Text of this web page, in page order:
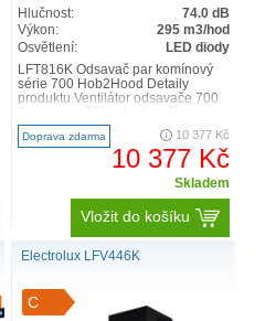
Hlučnost:
74.0 dB
Výkon:
295 m3/hod
Osvětlení:
LED diody
LFT816K Odsavač par komínový
série 700 Hob2Hood Detaily
produktu Ventilátor odsavače 700
kuchyně – po vaření efektivn..
Doprava zdarma 10 377 Kč
10 377 Kč
Skladem
Vložit do košíku
Electrolux LFV446K
C